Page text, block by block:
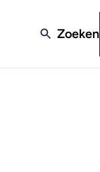
Zoeken